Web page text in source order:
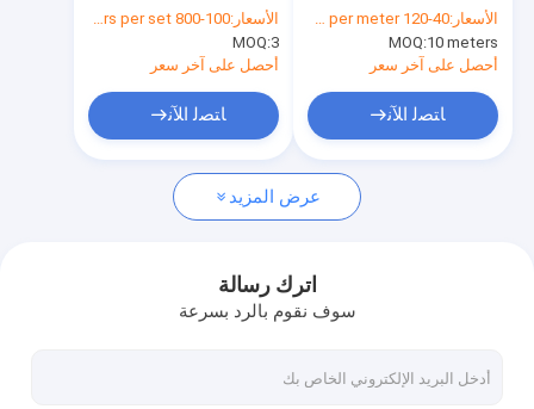
أخبار
القضايا
باب انزلاقي من الألومنيوم
باب متأرجح من الألومنيوم
النافذة المتحركة من الألومنيوم
سبيكة الألومنيوم والزجاج
المعزول لمدة 50 عامًا
الأسعار:100-800 dollars per set
MOQ:3
أحصل على آخر سعر
ﺎﺘﺼﻟ ﺍﻶﻧ
الحاجز مع خمس سنوات
الضمان والطقس المقاوم
النهاية
الأسعار:40-120 dollars per meter
MOQ:10 meters
أحصل على آخر سعر
ﺎﺘﺼﻟ ﺍﻶﻧ
عرض المزيد
اترك رسالة
سوف نقوم بالرد بسرعة